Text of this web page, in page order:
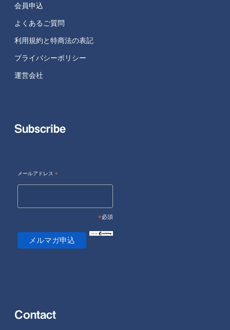
会員申込
よくあるご質問
利用規約と特商法の表記
プライバシーポリシー
運営会社
Subscribe
メールアドレス *
*必須
Contact